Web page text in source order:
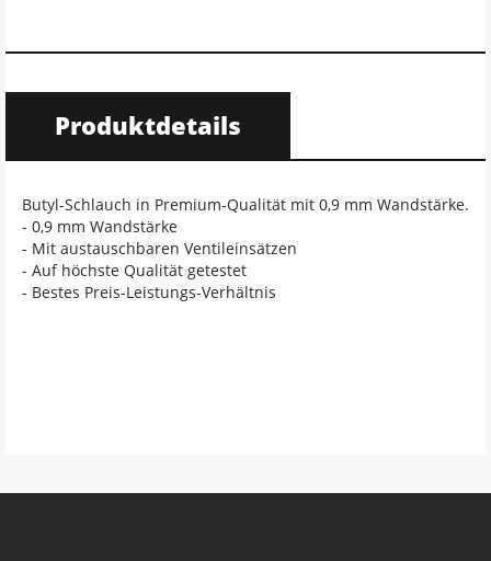
Produktdetails
Butyl-Schlauch in Premium-Qualität mit 0,9 mm Wandstärke.
- 0,9 mm Wandstärke
- Mit austauschbaren Ventileinsätzen
- Auf höchste Qualität getestet
- Bestes Preis-Leistungs-Verhältnis